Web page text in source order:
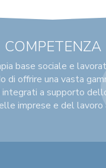
COMPETENZA
base sociale e
di offrire una vasta
integrati a supporto
imprese e del lavoro